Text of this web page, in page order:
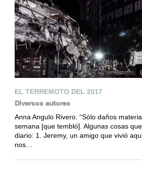
EL TERREMOTO DEL 2017
Diversos autores
Anna Angulo Rivero. “Sólo daños
semana [que tembló]. Algunas cosas
diario: 1. Jeremy, un amigo que vivió
nos…